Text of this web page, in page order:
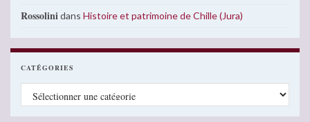
Rossolinidans Histoire et patrimoine de Chille (Jura)
CATÉGORIES
Catégories